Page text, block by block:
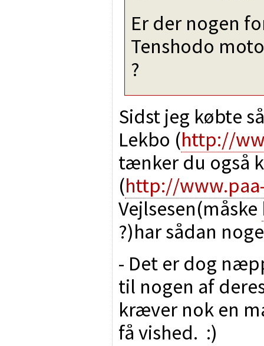
Er der nogen
Tenshodo
?
Sidst jeg købte
Lekbo (http://
tænker du også
(http://
Vejlsesen(måske
?)har sådan
- Det er dog
til nogen af
kræver nok en
få vished. :)